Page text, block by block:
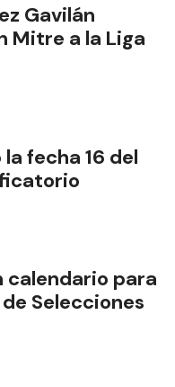
Gavilán
Mitre a la Liga
fecha 16 del
calendario para
Selecciones